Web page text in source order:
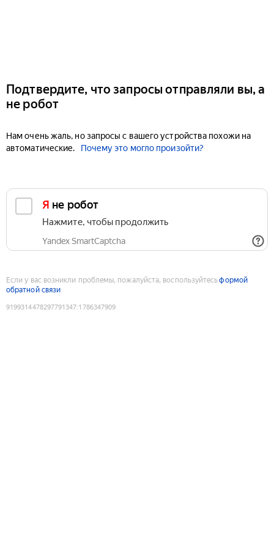
Подтвердите, что запросы отправляли вы, а
не робот
Нам очень жаль, но запросы с вашего устройства похожи на
автоматические.
Почему это могло произойти?
Я не робот
Нажмите, чтобы продолжить
Yandex SmartCaptcha
Если у вас возникли проблемы, пожалуйста, воспользуйтесьформой
обратной связи
9199314478297791347:1786347909